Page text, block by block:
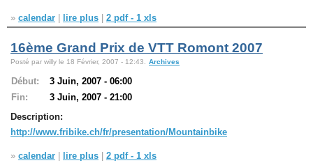
» calendar lire plus 2 pdf - 1 xls
16ème Grand Prix de VTT Romont 2007
Posté par willy le 18 Février, 2007 - 12:43. Archives
Début:
3 Juin, 2007 - 06:00
Fin:
3 Juin, 2007 - 21:00
Description:
http://www.fribike.ch/fr/presentation/Mountainbike
» calendar lire plus 2 pdf - 1 xls